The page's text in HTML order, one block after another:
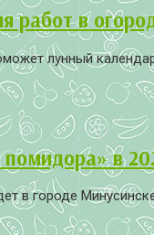
в
лунный
в
в городе